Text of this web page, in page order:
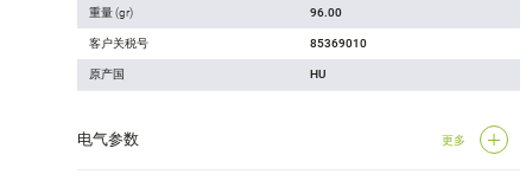
重量 (gr) 96.00
客户关税号 85369010
原产国 HU
电气参数 更多